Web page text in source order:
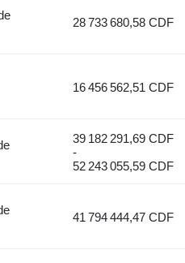
28 733 680,58 CDF
16 456 562,51 CDF
39 182 291,69 CDF
-
52 243 055,59 CDF
41 794 444,47 CDF